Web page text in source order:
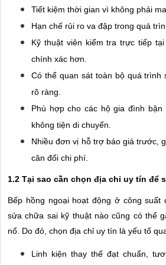
Tiết kiệm thời gian vì không phải
Hạn chế rủi ro va đập trong quá
Kỹ thuật viên kiểm tra trực tiếp
chính xác hơn.
Có thể quan sát toàn bộ quá trình
rõ ràng.
Phù hợp cho các hộ gia đình
không tiện di chuyển.
Nhiều đơn vị hỗ trợ báo giá trước,
cân đối chi phí.
1.2 Tại sao cần chọn địa chỉ uy tín để
Bếp hồng ngoại hoạt động ở công suất
sửa chữa sai kỹ thuật nào cũng có thể
nổ. Do đó, chọn địa chỉ uy tín là yếu tố
Linh kiện thay thế đạt chuẩn,